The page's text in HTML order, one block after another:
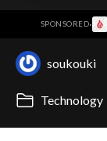
SPONSORED·
soukouki
Technology